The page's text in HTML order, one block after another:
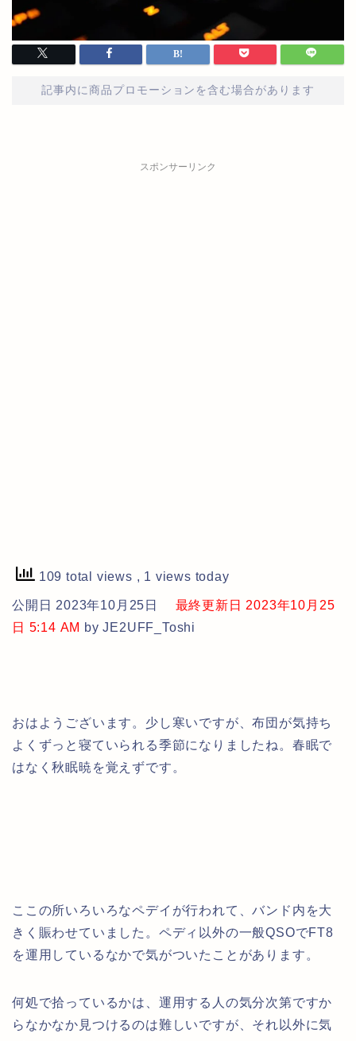
記事内に商品プロモーションを含む場合があります
スポンサーリンク
109 total views , 1 views today
公開日 2023年10月25日
最終更新日 2023年10月25
日 5:14 AM by JE2UFF_Toshi
おはようございます。少し寒いですが、布団が気持ち
よくずっと寝ていられる季節になりましたね。春眠で
はなく秋眠暁を覚えずです。
ここの所いろいろなペデイが行われて、バンド内を大
きく賑わせていました。ペディ以外の一般QSOでFT8
を運用しているなかで気がついたことがあります。
何処で拾っているかは、運用する人の気分次第ですか
らなかなか見つけるのは難しいですが、それ以外に気